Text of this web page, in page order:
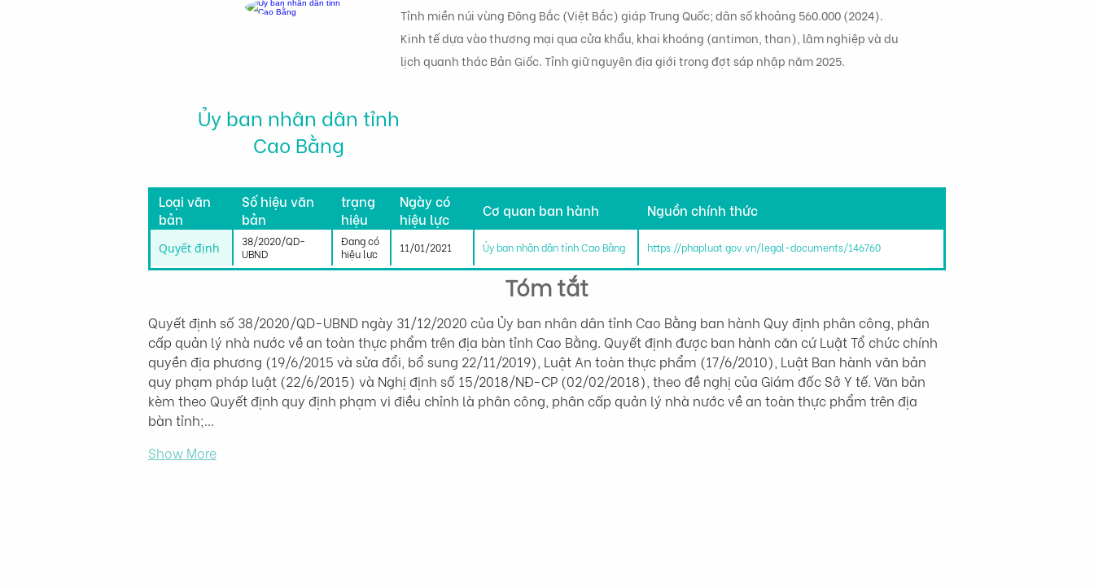
Ủy ban nhân dân tỉnh
Cao Bằng
Tỉnh miền núi vùng Đông Bắc (Việt Bắc) giáp Trung Quốc; dân số khoảng 560.000 (2024).
Kinh tế dựa vào thương mại qua cửa khẩu, khai khoáng (antimon, than), lâm nghiệp và du
lịch quanh thác Bản Giốc. Tỉnh giữ nguyên địa giới trong đợt sáp nhập năm 2025.
Loại văn
bản
Số hiệu văn
bản
trạng
hiệu
lực
Ngày có
hiệu lực
Cơ quan ban hành Nguồn chính thức
Quyết định
38/2020/QD-
UBND
Đang có
hiệu lực
11/01/2021 Ủy ban nhân dân tỉnh Cao Bằng https://phapluat.gov.vn/legal-documents/146760
Tóm tắt
Quyết định số 38/2020/QD-UBND ngày 31/12/2020 của Ủy ban nhân dân tỉnh Cao Bằng ban hành Quy định phân công, phân
cấp quản lý nhà nước về an toàn thực phẩm trên địa bàn tỉnh Cao Bằng. Quyết định được ban hành căn cứ Luật Tổ chức chính
quyền địa phương (19/6/2015 và sửa đổi, bổ sung 22/11/2019), Luật An toàn thực phẩm (17/6/2010), Luật Ban hành văn bản
quy phạm pháp luật (22/6/2015) và Nghị định số 15/2018/NĐ-CP (02/02/2018), theo đề nghị của Giám đốc Sở Y tế. Văn bản
kèm theo Quyết định quy định phạm vi điều chỉnh là phân công, phân cấp quản lý nhà nước về an toàn thực phẩm trên địa
bàn tỉnh;…
Show More